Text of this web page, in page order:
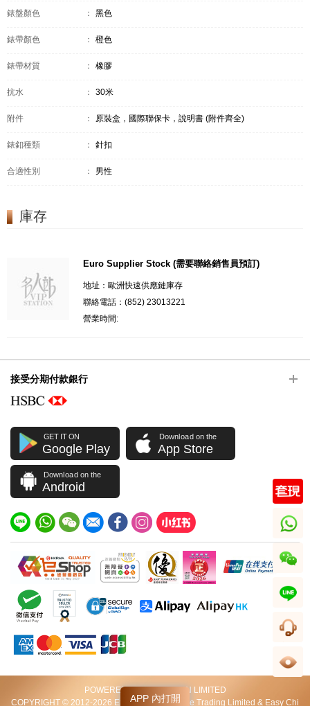
錶盤顏色 ： 黑色
錶帶顏色 ： 橙色
錶帶材質 ： 橡膠
抗水 ： 30米
附件 ： 原裝盒，國際聯保卡，說明書 (附件齊全)
錶釦種類 ： 針扣
合適性別 ： 男性
庫存
Euro Supplier Stock (需要聯絡銷售員預訂)
地址：歐洲快速供應鏈庫存
聯絡電話：(852) 23013221
營業時間:
APP 內打開
接受分期付款銀行
GET IT ON
Google Play
Download on the
App Store
Download on the
Android
POWERED BY VIP STATION LIMITED
COPYRIGHT © 2012-2026 Excellent World Wide Trading Limited & Easy Chi
whatsapp